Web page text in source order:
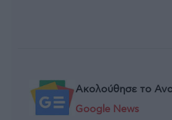
Ακολούθησε το
Google News